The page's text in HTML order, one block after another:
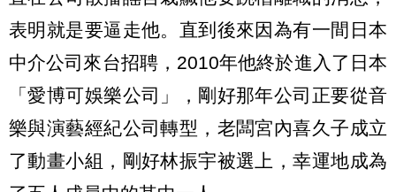
表明就是要逼走他。直到後來因為有一間日本
中介公司來台招聘，2010年他終於進入了日本
「愛博可娛樂公司」，剛好那年公司正要從音
樂與演藝經紀公司轉型，老闆宮內喜久子成立
了動畫小組，剛好林振宇被選上，幸運地成為